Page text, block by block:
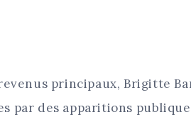
principaux, Brigitte
par des apparitions